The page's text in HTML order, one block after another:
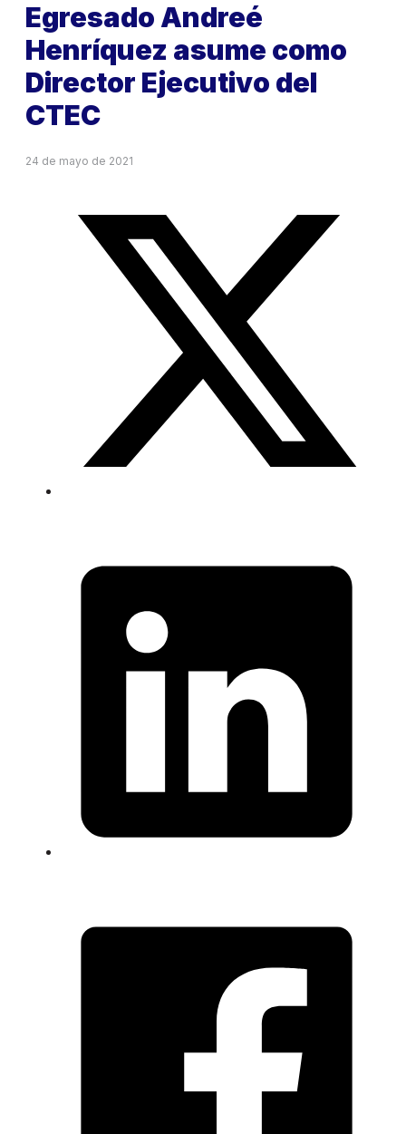
Egresado Andreé
Henríquez asume como
Director Ejecutivo del
CTEC
24 de mayo de 2021